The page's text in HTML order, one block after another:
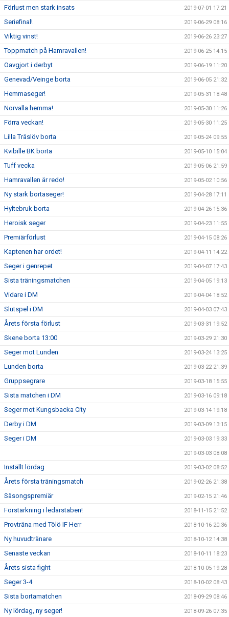
Förlust men stark insats 2019-07-01 17:21
Seriefinal! 2019-06-29 08:16
Viktig vinst! 2019-06-26 23:27
Toppmatch på Hamravallen! 2019-06-25 14:15
Oavgjort i derbyt 2019-06-19 11:20
Genevad/Veinge borta 2019-06-05 21:32
Hemmaseger! 2019-05-31 18:48
Norvalla hemma! 2019-05-30 11:26
Förra veckan! 2019-05-30 11:25
Lilla Träslöv borta 2019-05-24 09:55
Kvibille BK borta 2019-05-10 15:04
Tuff vecka 2019-05-06 21:59
Hamravallen är redo! 2019-05-02 10:56
Ny stark bortaseger! 2019-04-28 17:11
Hyltebruk borta 2019-04-26 15:36
Heroisk seger 2019-04-23 11:55
Premiärförlust 2019-04-15 08:26
Kaptenen har ordet! 2019-04-11 14:22
Seger i genrepet 2019-04-07 17:43
Sista träningsmatchen 2019-04-05 19:13
Vidare i DM 2019-04-04 18:52
Slutspel i DM 2019-04-03 07:43
Årets första förlust 2019-03-31 19:52
Skene borta 13:00 2019-03-29 21:30
Seger mot Lunden 2019-03-24 13:25
Lunden borta 2019-03-22 21:39
Gruppsegrare 2019-03-18 15:55
Sista matchen i DM 2019-03-16 09:18
Seger mot Kungsbacka City 2019-03-14 19:18
Derby i DM 2019-03-09 13:15
Seger i DM 2019-03-03 19:33
2019-03-03 08:08
Inställt lördag 2019-03-02 08:52
Årets första träningsmatch 2019-02-26 21:38
Säsongspremiär 2019-02-15 21:46
Förstärkning i ledarstaben! 2018-11-15 21:52
Provträna med Tölö IF Herr 2018-10-16 20:36
Ny huvudtränare 2018-10-12 14:38
Senaste veckan 2018-10-11 18:23
Årets sista fight 2018-10-05 19:28
Seger 3-4 2018-10-02 08:43
Sista bortamatchen 2018-09-29 08:46
Ny lördag, ny seger! 2018-09-26 07:35